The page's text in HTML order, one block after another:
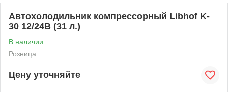
Автохолодильник компрессорный Libhof K-
30 12/24В (31 л.)
В наличии
Розница
Цену уточняйте